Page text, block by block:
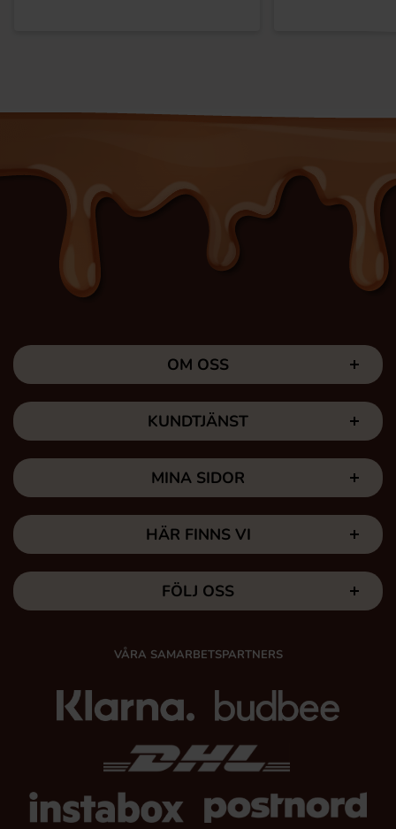
OM OSS
KUNDTJÄNST
MINA SIDOR
HÄR FINNS VI
FÖLJ OSS
VÅRA SAMARBETSPARTNERS